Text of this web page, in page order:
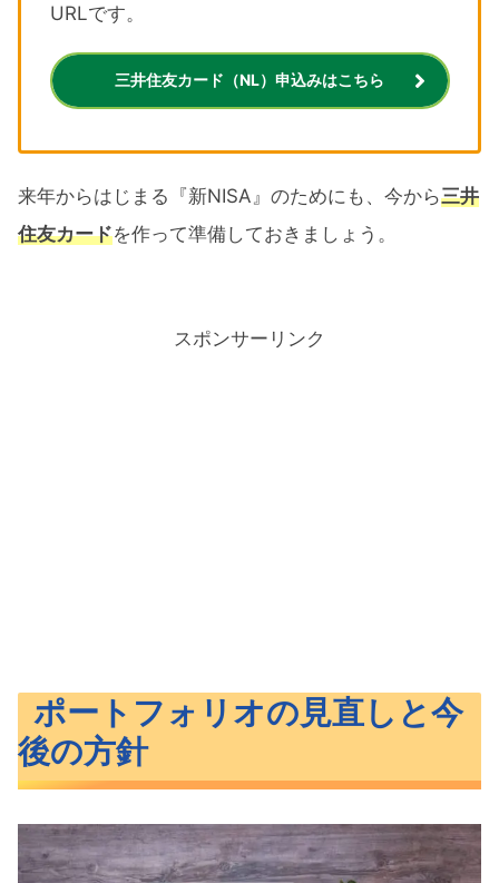
URLです。
三井住友カード（NL）申込みはこちら
来年からはじまる『新NISA』のためにも、今から三井
住友カードを作って準備しておきましょう。
スポンサーリンク
ポートフォリオの見直しと今
後の方針